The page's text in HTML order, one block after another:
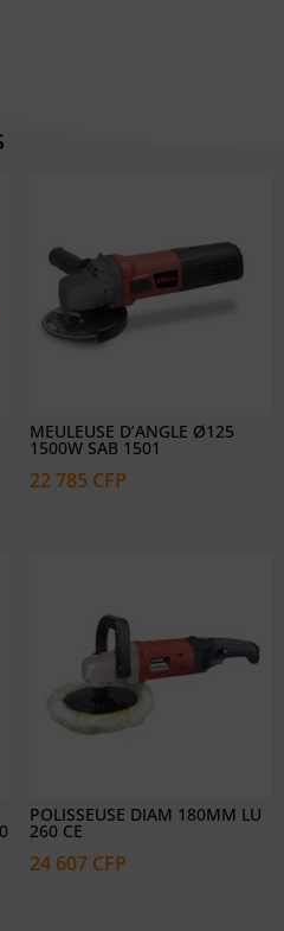
MEULEUSE D’ANGLE Ø125
1500W SAB 1501
22 785 CFP
POLISSEUSE DIAM 180MM LU
260 CE
24 607 CFP